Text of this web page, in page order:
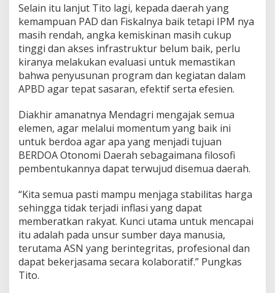
Selain itu lanjut Tito lagi, kepada daerah yang
kemampuan PAD dan Fiskalnya baik tetapi IPM nya
masih rendah, angka kemiskinan masih cukup
tinggi dan akses infrastruktur belum baik, perlu
kiranya melakukan evaluasi untuk memastikan
bahwa penyusunan program dan kegiatan dalam
APBD agar tepat sasaran, efektif serta efesien.
Diakhir amanatnya Mendagri mengajak semua
elemen, agar melalui momentum yang baik ini
untuk berdoa agar apa yang menjadi tujuan
BERDOA Otonomi Daerah sebagaimana filosofi
pembentukannya dapat terwujud disemua daerah.
“Kita semua pasti mampu menjaga stabilitas harga
sehingga tidak terjadi inflasi yang dapat
memberatkan rakyat. Kunci utama untuk mencapai
itu adalah pada unsur sumber daya manusia,
terutama ASN yang berintegritas, profesional dan
dapat bekerjasama secara kolaboratif.” Pungkas
Tito.